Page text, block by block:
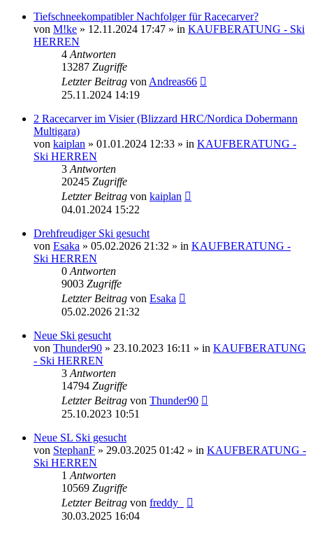
Tiefschneekompatibler Nachfolger für Racecarver?
von M!ke » 12.11.2024 17:47 » in KAUFBERATUNG - Ski
HERREN
4 Antworten
13287 Zugriffe
Letzter Beitrag von Andreas66
25.11.2024 14:19
2 Racecarver im Visier (Blizzard HRC/Nordica Dobermann
Multigara)
von kaiplan » 01.01.2024 12:33 » in KAUFBERATUNG -
Ski HERREN
3 Antworten
20245 Zugriffe
Letzter Beitrag von kaiplan
04.01.2024 15:22
Drehfreudiger Ski gesucht
von Esaka » 05.02.2026 21:32 » in KAUFBERATUNG -
Ski HERREN
0 Antworten
9003 Zugriffe
Letzter Beitrag von Esaka
05.02.2026 21:32
Neue Ski gesucht
von Thunder90 » 23.10.2023 16:11 » in KAUFBERATUNG
- Ski HERREN
3 Antworten
14794 Zugriffe
Letzter Beitrag von Thunder90
25.10.2023 10:51
Neue SL Ski gesucht
von StephanF » 29.03.2025 01:42 » in KAUFBERATUNG -
Ski HERREN
1 Antworten
10569 Zugriffe
Letzter Beitrag von freddy_
30.03.2025 16:04